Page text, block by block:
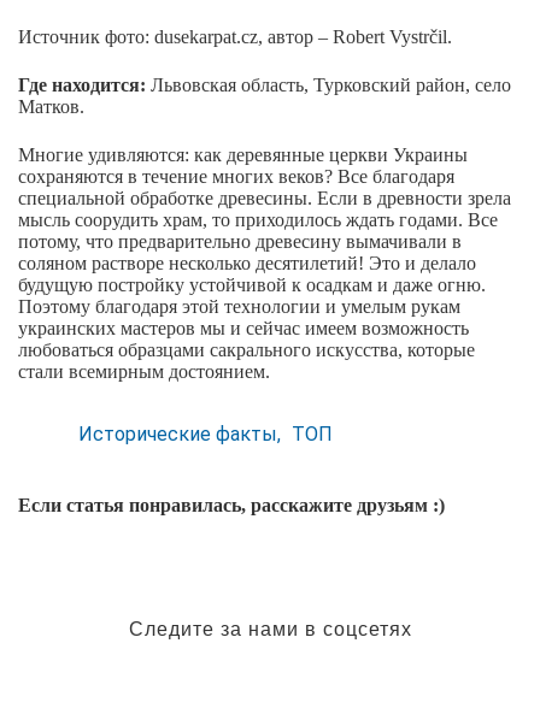
Источник фото: dusekarpat.cz, автор – Robert Vystrčil.
Где находится: Львовская область, Турковский район, село
Матков.
Многие удивляются: как деревянные церкви Украины
сохраняются в течение многих веков? Все благодаря
специальной обработке древесины. Если в древности зрела
мысль соорудить храм, то приходилось ждать годами. Все
потому, что предварительно древесину вымачивали в
соляном растворе несколько десятилетий! Это и делало
будущую постройку устойчивой к осадкам и даже огню.
Поэтому благодаря этой технологии и умелым рукам
украинских мастеров мы и сейчас имеем возможность
любоваться образцами сакрального искусства, которые
стали всемирным достоянием.
Исторические факты ТОП
Если статья понравилась, расскажите друзьям :)
Следите за нами в соцсетях